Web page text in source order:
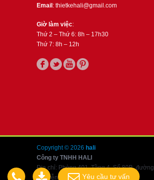
Email : thietkehali@gmail.com
Giờ làm việc:
Thứ 2 – Thứ 6: 8h – 17h30
Thứ 7: 8h – 12h
Copyright © 2026 hali
Công ty TNHH HALI
Địa chỉ: Phòng 401, Tầng 4, Số 80B, đường
Nguyễn Văn Cừ, Long Biên, Hà Nội
Yêu cầu tư vấn